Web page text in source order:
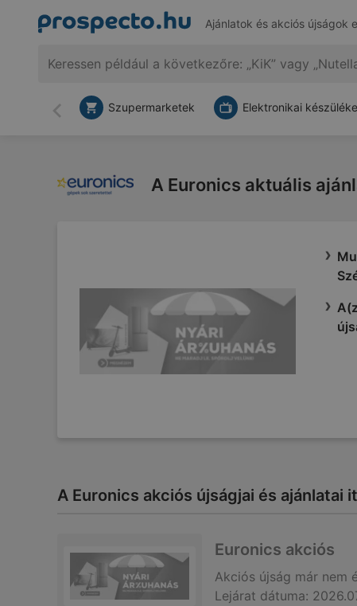
Ajánlatok és akciós újságok
Vissza
Szupermarketek Elektronikai
A Euronics aktuális
A Euronics akciós újságjai és ajánlatai
Euronics akciós
Akciós újság már nem
Lejárat dátuma: